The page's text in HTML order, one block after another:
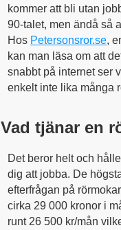
kommer att bli utan
90-talet, men ändå så
Hos Petersonsror.se,
kan man läsa om att
snabbt på internet ser
enkelt inte lika många
Vad tjänar en
Det beror helt och
dig att jobba. De
efterfrågan på
cirka 29 000 kronor i
runt 26 500 kr/mån